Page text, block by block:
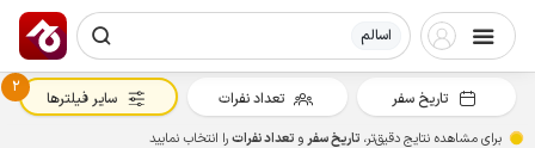
اسالم
تاریخ سفر تعداد نفرات
2
سایر فیلترها
برای مشاهده نتایج دقیق‌تر، تاریخ سفرو تعداد نفراترا انتخاب نمایید